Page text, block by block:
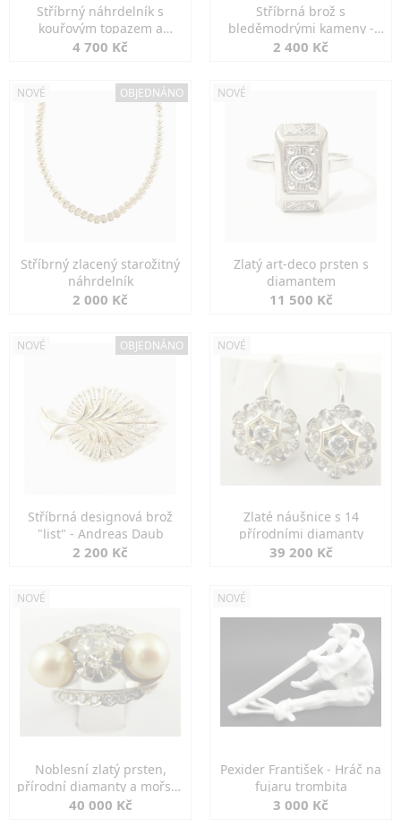
Stříbrný náhrdelník s
kouřovým topazem a
markazity
4 700 Kč
Stříbrná brož s
bleděmodrými kameny -
jemná elegance
2 400 Kč
NOVÉ OBJEDNÁNO
Stříbrný zlacený starožitný
náhrdelník
2 000 Kč
NOVÉ
Zlatý art-deco prsten s
diamantem
11 500 Kč
NOVÉ OBJEDNÁNO
Stříbrná designová brož
"list" - Andreas Daub
2 200 Kč
NOVÉ
Zlaté náušnice s 14
přírodními diamanty
39 200 Kč
NOVÉ
Noblesní zlatý prsten,
přírodní diamanty a mořské
perly
40 000 Kč
NOVÉ
Pexider František - Hráč na
fujaru trombita
3 000 Kč